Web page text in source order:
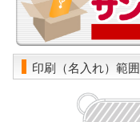
印刷（名入れ）範囲